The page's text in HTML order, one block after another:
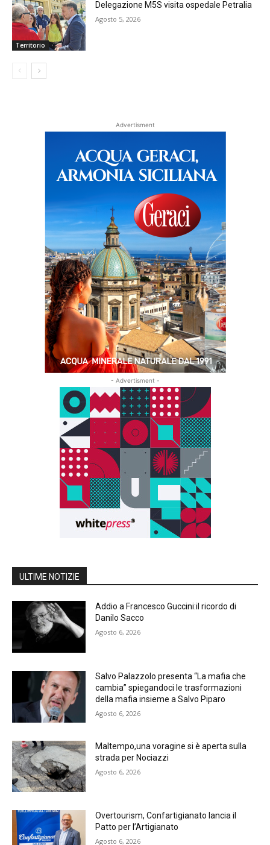
Territorio
Delegazione M5S visita ospedale Petralia
Agosto 5, 2026
Advertisment
- Advertisment -
ULTIME NOTIZIE
Addio a Francesco Guccini:il ricordo di
Danilo Sacco
Agosto 6, 2026
Salvo Palazzolo presenta “La mafia che
cambia” spiegandoci le trasformazioni
della mafia insieme a Salvo Piparo
Agosto 6, 2026
Maltempo,una voragine si è aperta sulla
strada per Nociazzi
Agosto 6, 2026
Overtourism, Confartigianato lancia il
Patto per l’Artigianato
Agosto 6, 2026